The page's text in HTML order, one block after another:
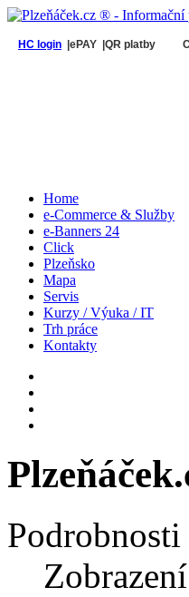
HC login |ePAY |QR platby
Home
e-Commerce & Služby
e-Banners 24
Click
Plzeňsko
Mapa
Servis
Kurzy / Výuka / IT
Trh práce
Kontakty
Podrobnosti